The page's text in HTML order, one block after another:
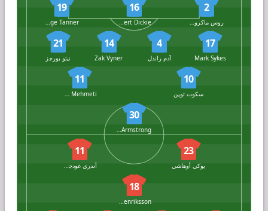
2
روس ماكروري
16
Robert Dickie
19
George Tanner
17
Mark Sykes
4
آدم راندل
14
Zak Vyner
21
نيتو بورجز
10
سكوت توين
11
Anis Mehmeti
30
Sinclair Armstrong
23
يوكي أوهاشي
11
أندري غودجونسن
18
Axel Henriksson